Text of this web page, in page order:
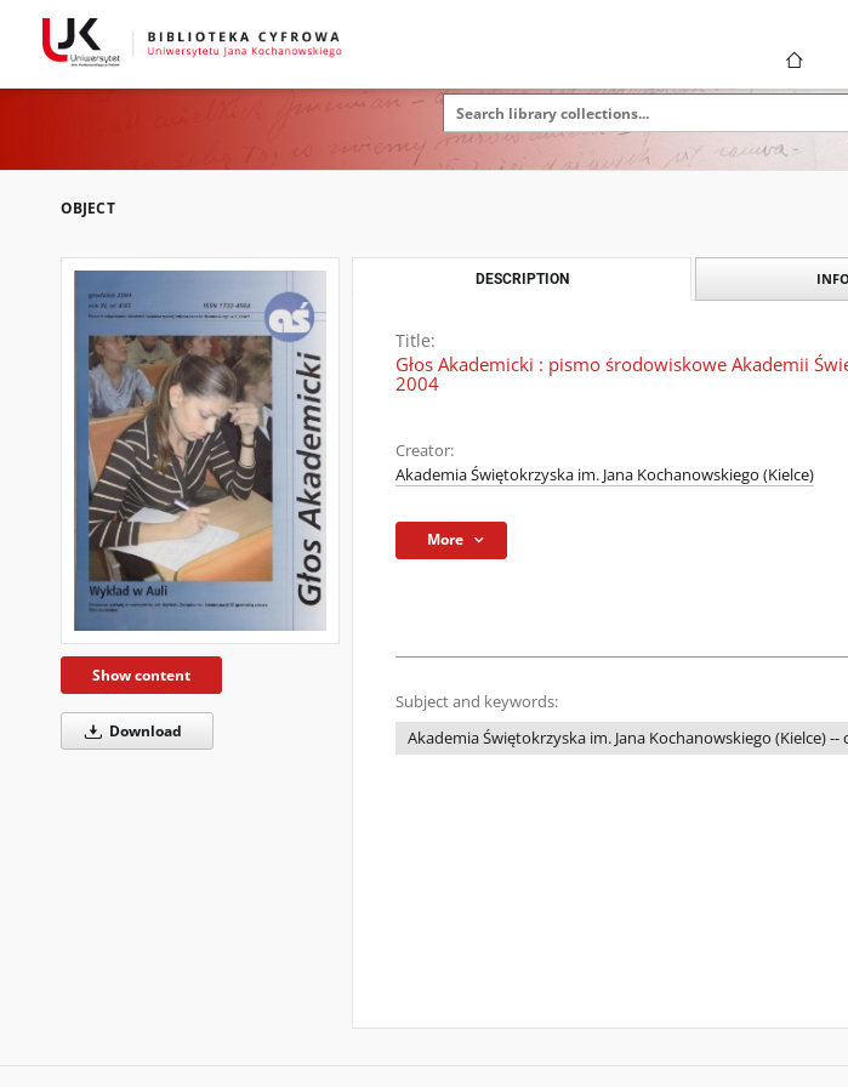
OBJECT
Show content
Download
DESCRIPTION
Title:
Głos Akademicki : pismo środowiskowe Akademii
2004
Creator:
Akademia Świętokrzyska im. Jana Kochanowskiego (Kielce)
More
Subject and keywords:
Akademia Świętokrzyska im. Jana Kochanowskiego (Kielce) --